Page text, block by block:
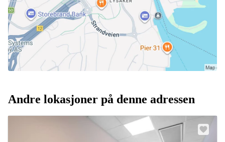
Andre lokasjoner på denne adressen